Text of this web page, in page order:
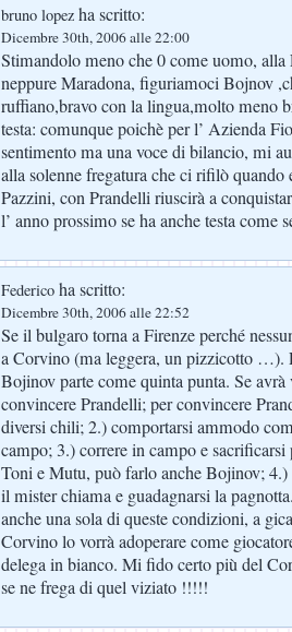
bruno lopez ha scritto:
Dicembre 30th, 2006 alle 22:00
Stimandolo meno che 0 come uomo,
neppure Maradona, figuriamoci Bojnov
ruffiano,bravo con la lingua,molto meno
testa: comunque poichè per l’ Azienda
sentimento ma una voce di bilancio, mi
alla solenne fregatura che ci rifilò
Pazzini, con Prandelli riuscirà a
l’ anno prossimo se ha anche testa come
Federico ha scritto:
Dicembre 30th, 2006 alle 22:52
Se il bulgaro torna a Firenze perché
a Corvino (ma leggera, un pizzicotto …).
Bojinov parte come quinta punta. Se
convincere Prandelli; per convincere
diversi chili; 2.) comportarsi ammodo
campo; 3.) correre in campo e
Toni e Mutu, può farlo anche Bojinov;
il mister chiama e guadagnarsi la
anche una sola di queste condizioni, a
Corvino lo vorrà adoperare come
delega in bianco. Mi fido certo più del
se ne frega di quel viziato !!!!!